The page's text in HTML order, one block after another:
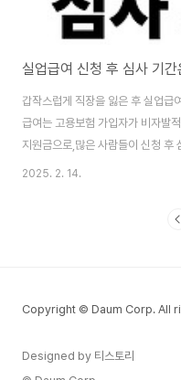
갑작스럽게 직장을 잃은 후 실업급
급여는 고용보험 가입자가 비자발
지원금으로,많은 사람들이 신청 후
궁금해합니다.오늘은 실업급여 신
미리 확인하세요! ✅ 📌 1. 실업급
2025. 2. 14.
Copyright © Daum Corp. All
Designed by 티스토리